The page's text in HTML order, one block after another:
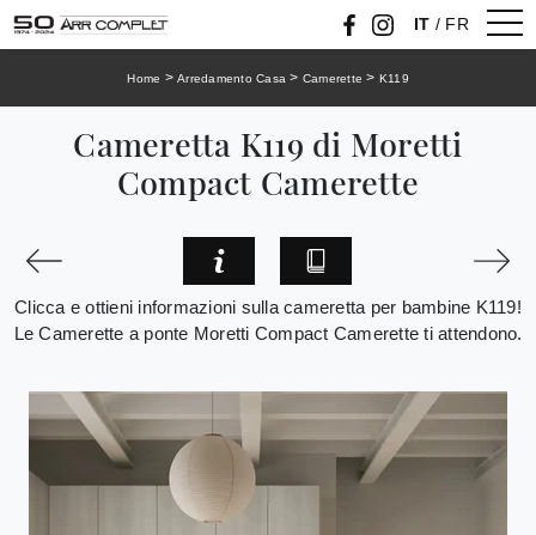
IT / FR
Home > Arredamento Casa > Camerette > K119
Cameretta K119 di Moretti
Compact Camerette
Clicca e ottieni informazioni sulla cameretta per bambine K119!
Le Camerette a ponte Moretti Compact Camerette ti attendono.